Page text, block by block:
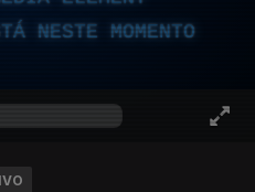
NESTE MOMENTO